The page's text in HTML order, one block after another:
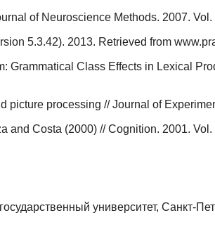
of Neuroscience Methods. 2007. Vol.
5.3.42). 2013. Retrieved from
Grammatical Class Effects in Lexical
picture processing // Journal of
and Costa (2000) // Cognition. 2001. Vol.
университет, Санкт-